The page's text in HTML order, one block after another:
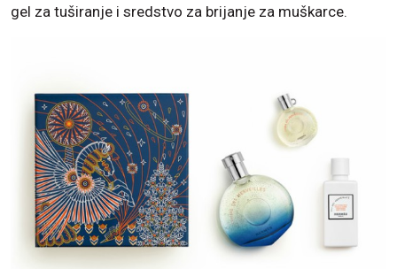
gel za tuširanje i sredstvo za brijanje za muškarce.